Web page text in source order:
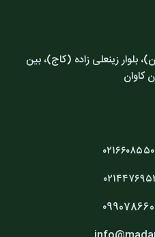
بلوار زینعلی زاده (کاج)، بین
کاوان